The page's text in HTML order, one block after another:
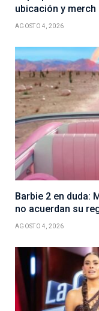
ubicación y merch
AGOSTO 4, 2026
Barbie 2 en duda:
no acuerdan su
AGOSTO 4, 2026